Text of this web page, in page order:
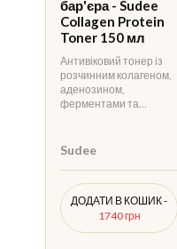
бар'єра - Sudee
Collagen Protein
Toner 150 мл
Антивіковий тонер із
розчинним колагеном,
аденозином,
ферментами та…
Sudee
ДОДАТИ В КОШИК -
1740 грн